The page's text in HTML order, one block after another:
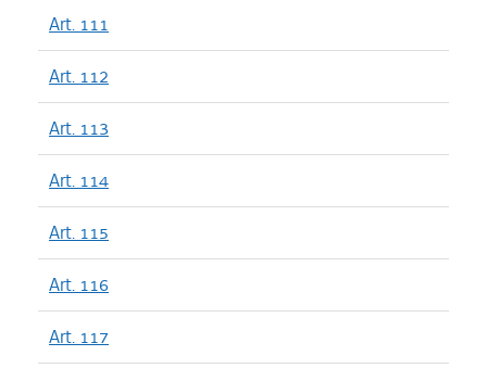
Art. 111
Art. 112
Art. 113
Art. 114
Art. 115
Art. 116
Art. 117